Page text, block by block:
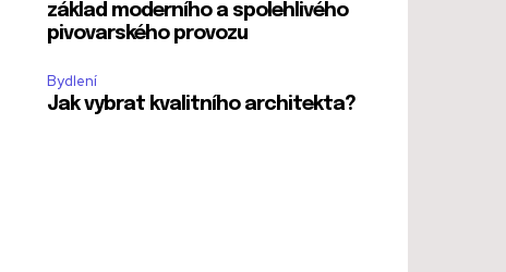
základ moderního a spolehlivého
pivovarského provozu
Bydlení
Jak vybrat kvalitního architekta?